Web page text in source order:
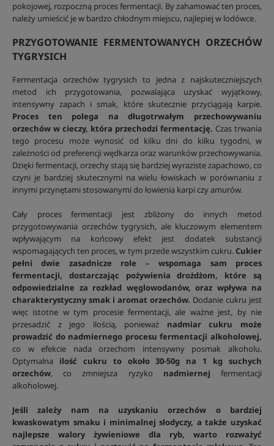
pokojowej, rozpoczną proces fermentacji. By zahamować ten proces,
należy umieścić je w bardzo chłodnym miejscu, najlepiej w lodówce.
PRZYGOTOWANIE FERMENTOWANYCH ORZECHÓW
TYGRYSICH
Fermentacja orzechów tygrysich to jedna z najskuteczniejszych
metod ich przygotowania, pozwalająca uzyskać wyjątkowy,
intensywny zapach i smak, które skutecznie przyciągają karpie.
Proces ten polega na długotrwałym przechowywaniu
orzechów w cieczy, która przechodzi fermentację. Czas trwania
tego procesu może wynosić od kilku dni do kilku tygodni, w
zależności od preferencji wędkarza oraz warunków przechowywania.
Dzięki fermentacji, orzechy stają się bardziej wyraziste zapachowo, co
czyni je bardziej skutecznymi na wielu łowiskach w porównaniu z
innymi przynętami stosowanymi do łowienia karpi czy amurów.
Cały proces fermentacji jest zbliżony do innych metod
przygotowywania orzechów tygrysich, ale kluczowym elementem
wpływającym na końcowy efekt jest dodatek substancji
wspomagających ten proces, w tym przede wszystkim cukru.Cukier
pełni dwie zasadnicze role – wspomaga sam proces
fermentacji, dostarczając pożywienia drożdżom, które są
odpowiedzialne za rozkład węglowodanów, oraz wpływa na
charakterystyczny smak i aromat orzechów. Dodanie cukru jest
więc istotne w tym procesie fermentacji, ale ważne jest, by nie
przesadzić z jego ilością, ponieważ nadmiar cukru może
prowadzić do nadmiernego procesu fermentacji alkoholowej,
co w efekcie nada orzechom intensywny posmak alkoholu.
Optymalna ilość cukru to około 30-50g na 1 kg suchych
orzechów, co zmniejsza ryzyko nadmiernej fermentacji
alkoholowej.
Jeśli zależy nam na uzyskaniu orzechów o bardziej
kwaskowatym smaku i minimalnej słodyczy, a także uzyskać
najlepsze walory żywieniowe dla ryb, warto rozważyć